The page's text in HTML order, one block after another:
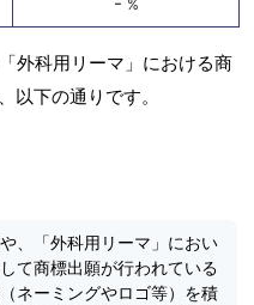
%
外科用リーマ」における商
以下の通りです。
、「外科用リーマ」におい
て商標出願が行われている
ネーミングやロゴ等）を積